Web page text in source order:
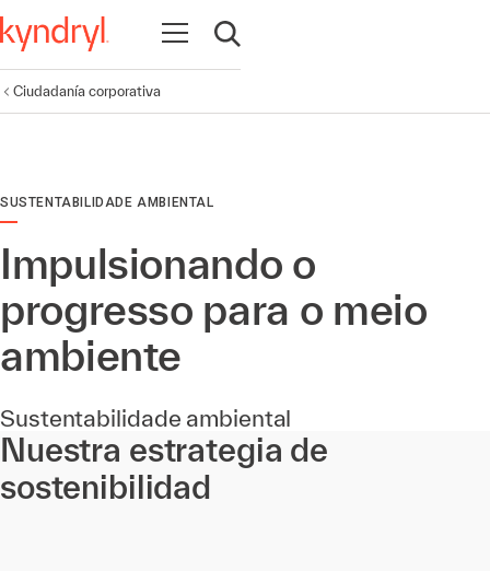
Abrir navegación
Abrir búsqueda
Ciudadanía corporativa
SUSTENTABILIDADE AMBIENTAL
Impulsionando o
progresso para o meio
ambiente
Sustentabilidade ambiental
Nuestra estrategia de
sostenibilidad